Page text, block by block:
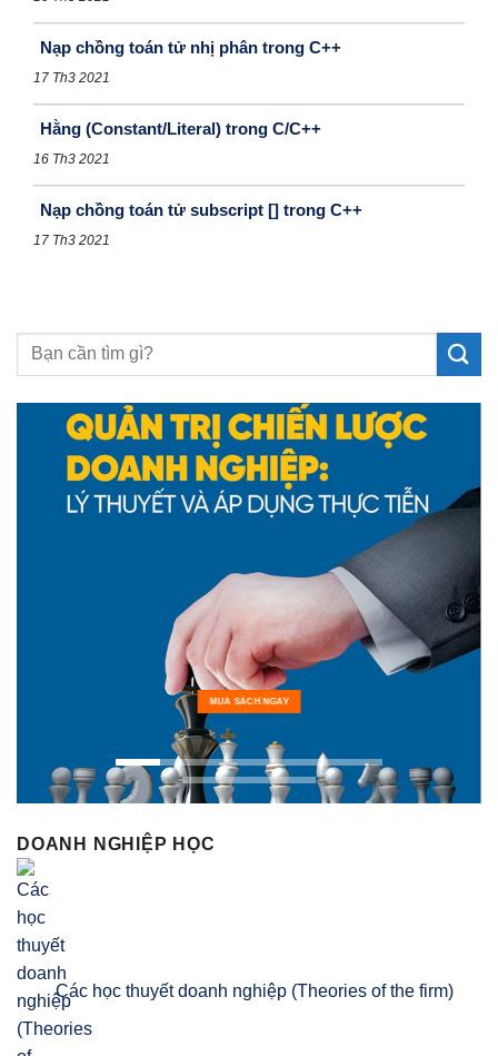
Nạp chồng toán tử nhị phân trong C++
17 Th3 2021
Hằng (Constant/Literal) trong C/C++
16 Th3 2021
Nạp chồng toán tử subscript [] trong C++
17 Th3 2021
MUA SÁCH NGAY
DOANH NGHIỆP HỌC
Các học thuyết doanh nghiệp (Theories of the firm)